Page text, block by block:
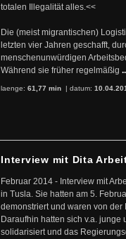
totalen Illegalität alles.<<
Die (meist migrantischen)
letzten vier Jahren geschafft,
menschenunwürdigen
Während sie früher regelmäßig
laenge: 61,77 min | datum:
Interview mit Dita
Februar 2014 - Interview mit
in Tusla. Sie hatten am 5.
demonstriert und waren von
Daraufhin hatten sich v.a.
solidarisiert und das